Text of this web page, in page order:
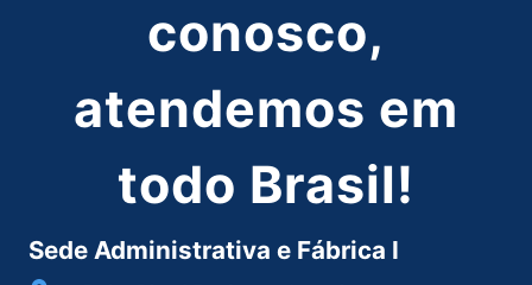
conosco,
atendemos em
todo Brasil!
Sede Administrativa e Fábrica I